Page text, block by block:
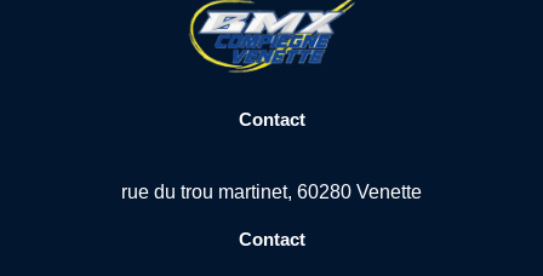
Contact
rue du trou martinet, 60280 Venette
Contact